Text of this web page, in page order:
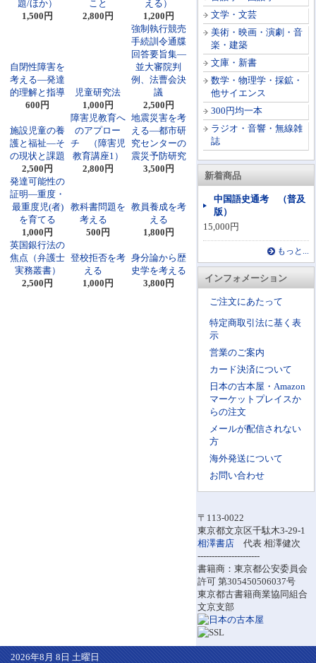
文学・文芸
美術・映画・演劇・音
楽・建築
文庫・新書
数学・物理学・採鉱・
他サイエンス
300円均一本
ラジオ・音響・無線雑
誌
新着商品
中国語史通考 （普及
版）
15,000円
もっと...
インフォメーション
ご注文にあたって
特定商取引法に基く表
示
営業のご案内
カード決済について
日本の古本屋・Amazon
マーケットプレイスか
らの注文
メールが配信されない
方
海外発送について
お問い合わせ
〒113-0022
東京都文京区千駄木3-29-1
相澤書店 代表 相澤健次
----------------------
書籍商：東京都公安委員会
許可 第305450506037号
東京都古書籍商業協同組合
文京支部
題/ほか）
1,500円
こと
2,800円
える）
1,200円
自閉性障害を
考える―発達
的理解と指導
600円
児童研究法
1,000円
強制執行競売
手続訓令通牒
回答要旨集―
並大審院判
例、法曹会決
議
2,500円
施設児童の養
護と福祉―そ
の現状と課題
2,500円
障害児教育へ
のアプロー
チ （障害児
教育講座1）
2,800円
地震災害を考
える―都市研
究センターの
震災予防研究
3,500円
発達可能性の
証明―重度・
最重度児(者)
を育てる
1,000円
教科書問題を
考える
500円
教員養成を考
える
1,800円
英国銀行法の
焦点（弁護士
実務叢書）
2,500円
登校拒否を考
える
1,000円
身分論から歴
史学を考える
3,800円
2026年8月 8日 土曜日